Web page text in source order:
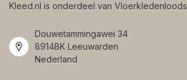
Kleed.nl is onderdeel van Vloerkledenloods
Douwetammingawei 34
8914BK Leeuwarden
Nederland